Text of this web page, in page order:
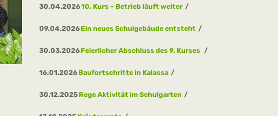
30.04.202610. Kurs – Betrieb läuft weiter
09.04.2026Ein neues Schulgebäude entsteht
30.03.2026Feierlicher Abschluss des 9. Kurses
16.01.2026Baufortschritte in Kalassa
30.12.2025Rege Aktivität im Schulgarten